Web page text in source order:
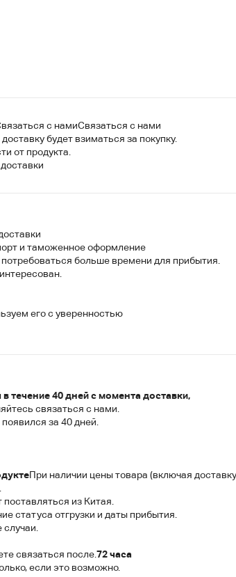
с намиСвязаться с нами
будет взиматься за покупку.
от продукта.
и таможенное оформление
больше времени для прибытия.
его с уверенностью
течение 40 дней с момента доставки,
связаться с нами.
за 40 дней.
При наличии цены товара (включая
из Китая.
статуса отгрузки и даты прибытия.
связаться после.72 часа
если это возможно.